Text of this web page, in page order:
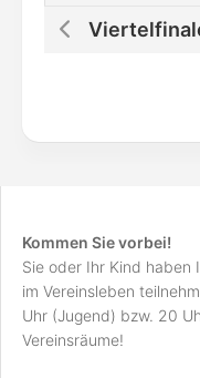
Kommen Sie vorbei!
Sie oder Ihr Kind haben
im Vereinsleben
Uhr (Jugend) bzw. 20
Vereinsräume!